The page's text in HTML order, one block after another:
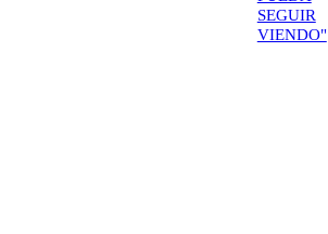
SEGUIR
VIENDO"